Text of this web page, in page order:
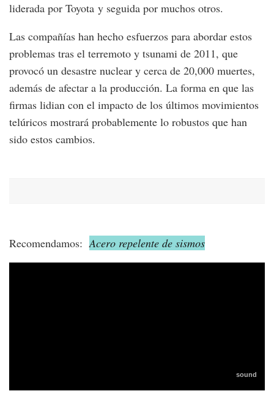
liderada por Toyota y seguida por muchos otros.
Las compañías han hecho esfuerzos para abordar estos
problemas tras el terremoto y tsunami de 2011, que
provocó un desastre nuclear y cerca de 20,000 muertes,
además de afectar a la producción. La forma en que las
firmas lidian con el impacto de los últimos movimientos
telúricos mostrará probablemente lo robustos que han
sido estos cambios.
Recomendamos: Acero repelente de sismos